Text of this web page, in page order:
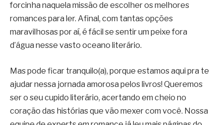
forcinha naquela missão de escolher os melhores
romances para ler. Afinal, com tantas opções
maravilhosas por aí, é fácil se sentir um peixe fora
d’água nesse vasto oceano literário.
Mas pode ficar tranquilo(a), porque estamos aqui pra te
ajudar nessa jornada amorosa pelos livros! Queremos
ser o seu cupido literário, acertando em cheio no
coração das histórias que vão mexer com você. Nossa